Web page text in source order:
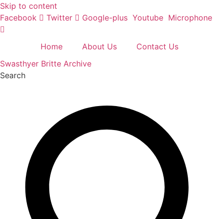
Skip to content
Facebook
Twitter Google-plus Youtube Microphone
Home About Us
Contact Us
Swasthyer Britte Archive
Search